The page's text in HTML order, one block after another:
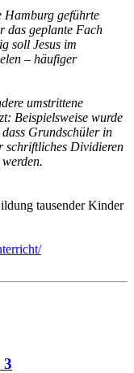
geführte
das geplante Fach
soll Jesus im
– häufiger
umstrittene
Beispielsweise wurde
Grundschüler in
schriftliches Dividieren
tausender Kinder
3